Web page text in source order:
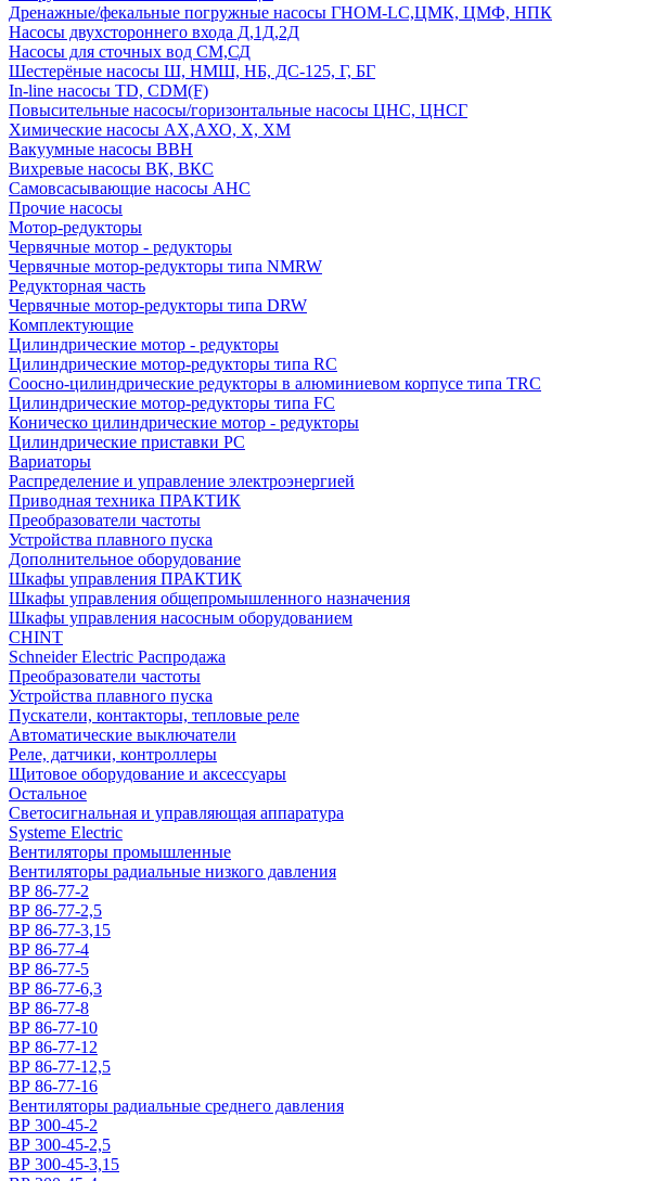
Дренажные/фекальные погружные насосы ГНОМ-LC,ЦМК, ЦМФ, НПК
Насосы двухстороннего входа Д,1Д,2Д
Насосы для сточных вод СМ,СД
Шестерёные насосы Ш, НМШ, НБ, ДС-125, Г, БГ
In-line насосы TD, CDM(F)
Повысительные насосы/горизонтальные насосы ЦНС, ЦНСГ
Химические насосы АХ,АХО, Х, ХМ
Вакуумные насосы ВВН
Вихревые насосы ВК, ВКС
Самовсасывающие насосы АНС
Прочие насосы
Мотор-редукторы
Червячные мотор - редукторы
Червячные мотор-редукторы типа NMRW
Редукторная часть
Червячные мотор-редукторы типа DRW
Комплектующие
Цилиндрические мотор - редукторы
Цилиндрические мотор-редукторы типа RC
Соосно-цилиндрические редукторы в алюминиевом корпусе типа TRC
Цилиндрические мотор-редукторы типа FC
Коническо цилиндрические мотор - редукторы
Цилиндрические приставки PC
Вариаторы
Распределение и управление электроэнергией
Приводная техника ПРАКТИК
Преобразователи частоты
Устройства плавного пуска
Дополнительное оборудование
Шкафы управления ПРАКТИК
Шкафы управления общепромышленного назначения
Шкафы управления насосным оборудованием
CHINT
Schneider Electric Распродажа
Преобразователи частоты
Устройства плавного пуска
Пускатели, контакторы, тепловые реле
Автоматические выключатели
Реле, датчики, контроллеры
Щитовое оборудование и аксессуары
Остальное
Светосигнальная и управляющая аппаратура
Systeme Electric
Вентиляторы промышленные
Вентиляторы радиальные низкого давления
ВР 86-77-2
ВР 86-77-2,5
ВР 86-77-3,15
ВР 86-77-4
ВР 86-77-5
ВР 86-77-6,3
ВР 86-77-8
ВР 86-77-10
ВР 86-77-12
ВР 86-77-12,5
ВР 86-77-16
Вентиляторы радиальные среднего давления
ВР 300-45-2
ВР 300-45-2,5
ВР 300-45-3,15